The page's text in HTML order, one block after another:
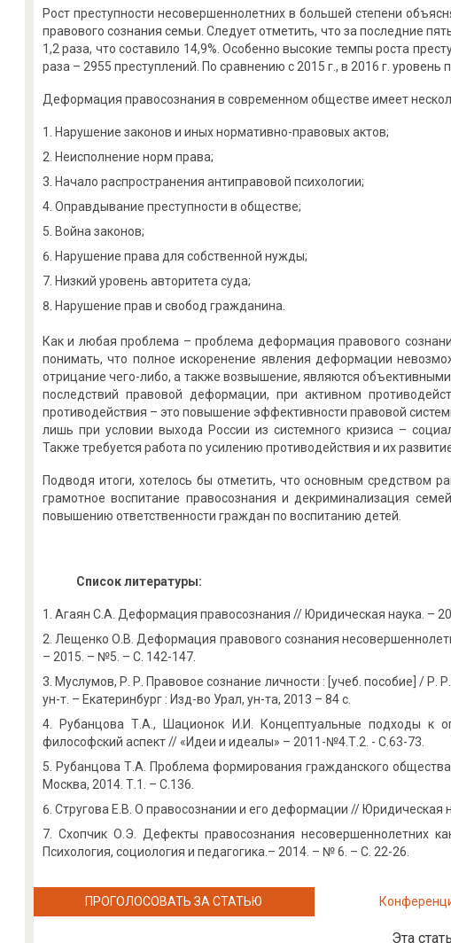
Рост преступности несовершеннолетних в большей степени
правового сознания семьи. Следует отметить, что за последние
1,2 раза, что составило 14,9%. Особенно высокие темпы роста
раза – 2955 преступлений. По сравнению с 2015 г., в 2016 г. уровень
Деформация правосознания в современном обществе имеет
Нарушение законов и иных нормативно-правовых актов;
Неисполнение норм права;
Начало распространения антиправовой психологии;
Оправдывание преступности в обществе;
Война законов;
Нарушение права для собственной нужды;
Низкий уровень авторитета суда;
Нарушение прав и свобод гражданина.
Как и любая проблема – проблема деформация правового
понимать, что полное искоренение явления деформации
отрицание чего-либо, а также возвышение, являются
последствий правовой деформации, при активном
противодействия – это повышение эффективности правовой
лишь при условии выхода России из системного кризиса –
Также требуется работа по усилению противодействия и их
Подводя итоги, хотелось бы отметить, что основным средством
грамотное воспитание правосознания и декриминализация
повышению ответственности граждан по воспитанию детей.
Список литературы:
Агаян С.А. Деформация правосознания // Юридическая наука. –
Лещенко О.В. Деформация правового сознания
– 2015. – №5. – С. 142-147.
Муслумов, Р. Р. Правовое сознание личности : [учеб. пособие] /
ун-т. – Екатеринбург : Изд-во Урал, ун-та, 2013 – 84 с.
Рубанцова Т.А., Шационок И.И. Концептуальные подходы к
философский аспект // «Идеи и идеалы» – 2011-№4.Т.2. - С.63-73.
Рубанцова Т.А. Проблема формирования гражданского
Москва, 2014. Т.1. – С.136.
Стругова Е.В. О правосознании и его деформации // Юридическая
Схопчик О.Э. Дефекты правосознания несовершеннолетних
Психология, социология и педагогика.– 2014. – № 6. – С. 22-26.
ПРОГОЛОСОВАТЬ ЗА СТАТЬЮ
Эта